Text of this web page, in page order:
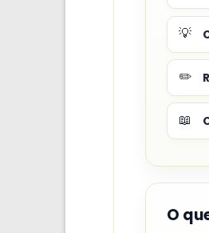
💡
✏️
📖
O